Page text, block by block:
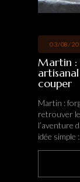
03/08/
Martin :
couper
Martin :
retrouver
l’aventure
idée simple